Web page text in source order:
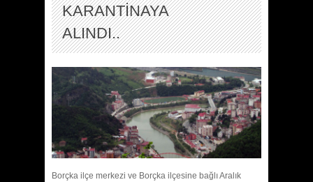
KARANTİNAYA
ALINDI..
Borçka ilçe merkezi ve Borçka ilçesine bağlı Aralık